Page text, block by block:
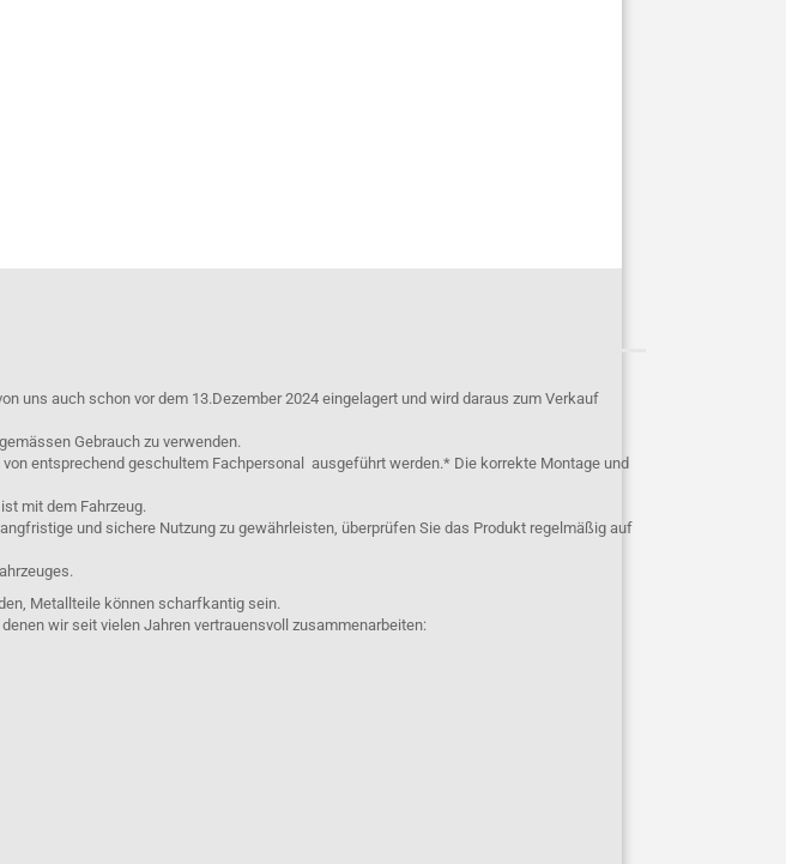
uns auch schon vor dem 13.Dezember 2024 eingelagert und wird daraus zum Verkauf
Gebrauch zu verwenden.
entsprechend geschultem Fachpersonal ausgeführt werden.* Die korrekte Montage und
mit dem Fahrzeug.
und sichere Nutzung zu gewährleisten, überprüfen Sie das Produkt regelmäßig auf
Metallteile können scharfkantig sein.
wir seit vielen Jahren vertrauensvoll zusammenarbeiten: